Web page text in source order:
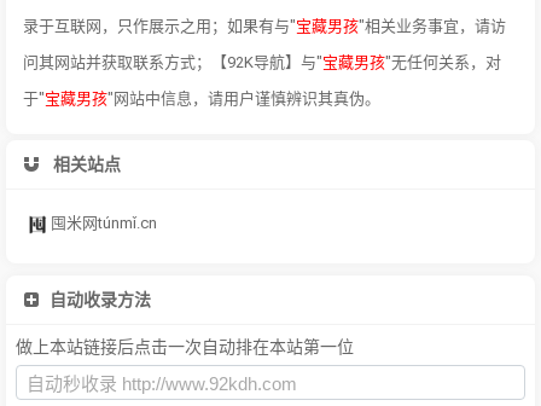
录于互联网，只作展示之用；如果有与"宝藏男孩"相关业务事宜，请访
问其网站并获取联系方式；【92K导航】与"宝藏男孩"无任何关系，对
于"宝藏男孩"网站中信息，请用户谨慎辨识其真伪。
相关站点
囤米网túnmǐ.cn
自动收录方法
做上本站链接后点击一次自动排在本站第一位